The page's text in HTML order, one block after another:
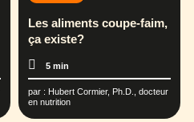
Les aliments coupe-faim,
ça existe?
5 min
par : Hubert Cormier, Ph.D., docteur
en nutrition